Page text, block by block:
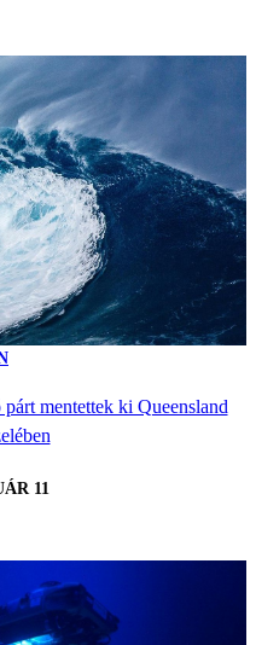
mentettek ki Queensland
11